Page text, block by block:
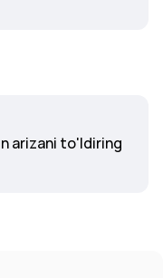
arizani to'ldiring